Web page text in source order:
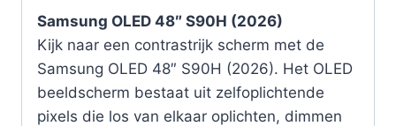
Samsung OLED 48″ S90H (2026)
Kijk naar een contrastrijk scherm met de
Samsung OLED 48″ S90H (2026). Het OLED
beeldscherm bestaat uit zelfoplichtende
pixels die los van elkaar oplichten, dimmen